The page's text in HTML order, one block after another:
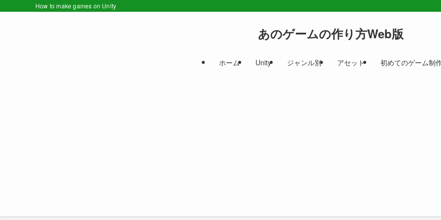
How to make games on Unity
あのゲームの作り方Web版
ホーム Unity ジャンル別 アセット 初めてのゲーム制